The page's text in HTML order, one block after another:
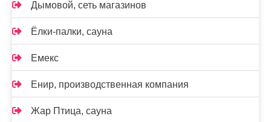
Дымовой, сеть магазинов
Ёлки-палки, сауна
Емекс
Енир, производственная компания
Жар Птица, сауна